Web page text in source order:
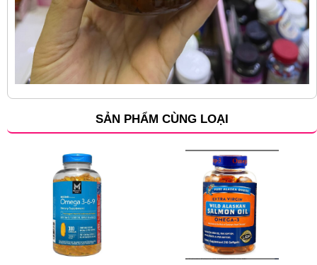
SẢN PHẨM CÙNG LOẠI